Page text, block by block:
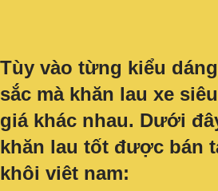
Tùy vào từng kiểu
sắc mà khăn lau xe
giá khác nhau. Dưới
khăn lau tốt được bán
khôi viêt nam: